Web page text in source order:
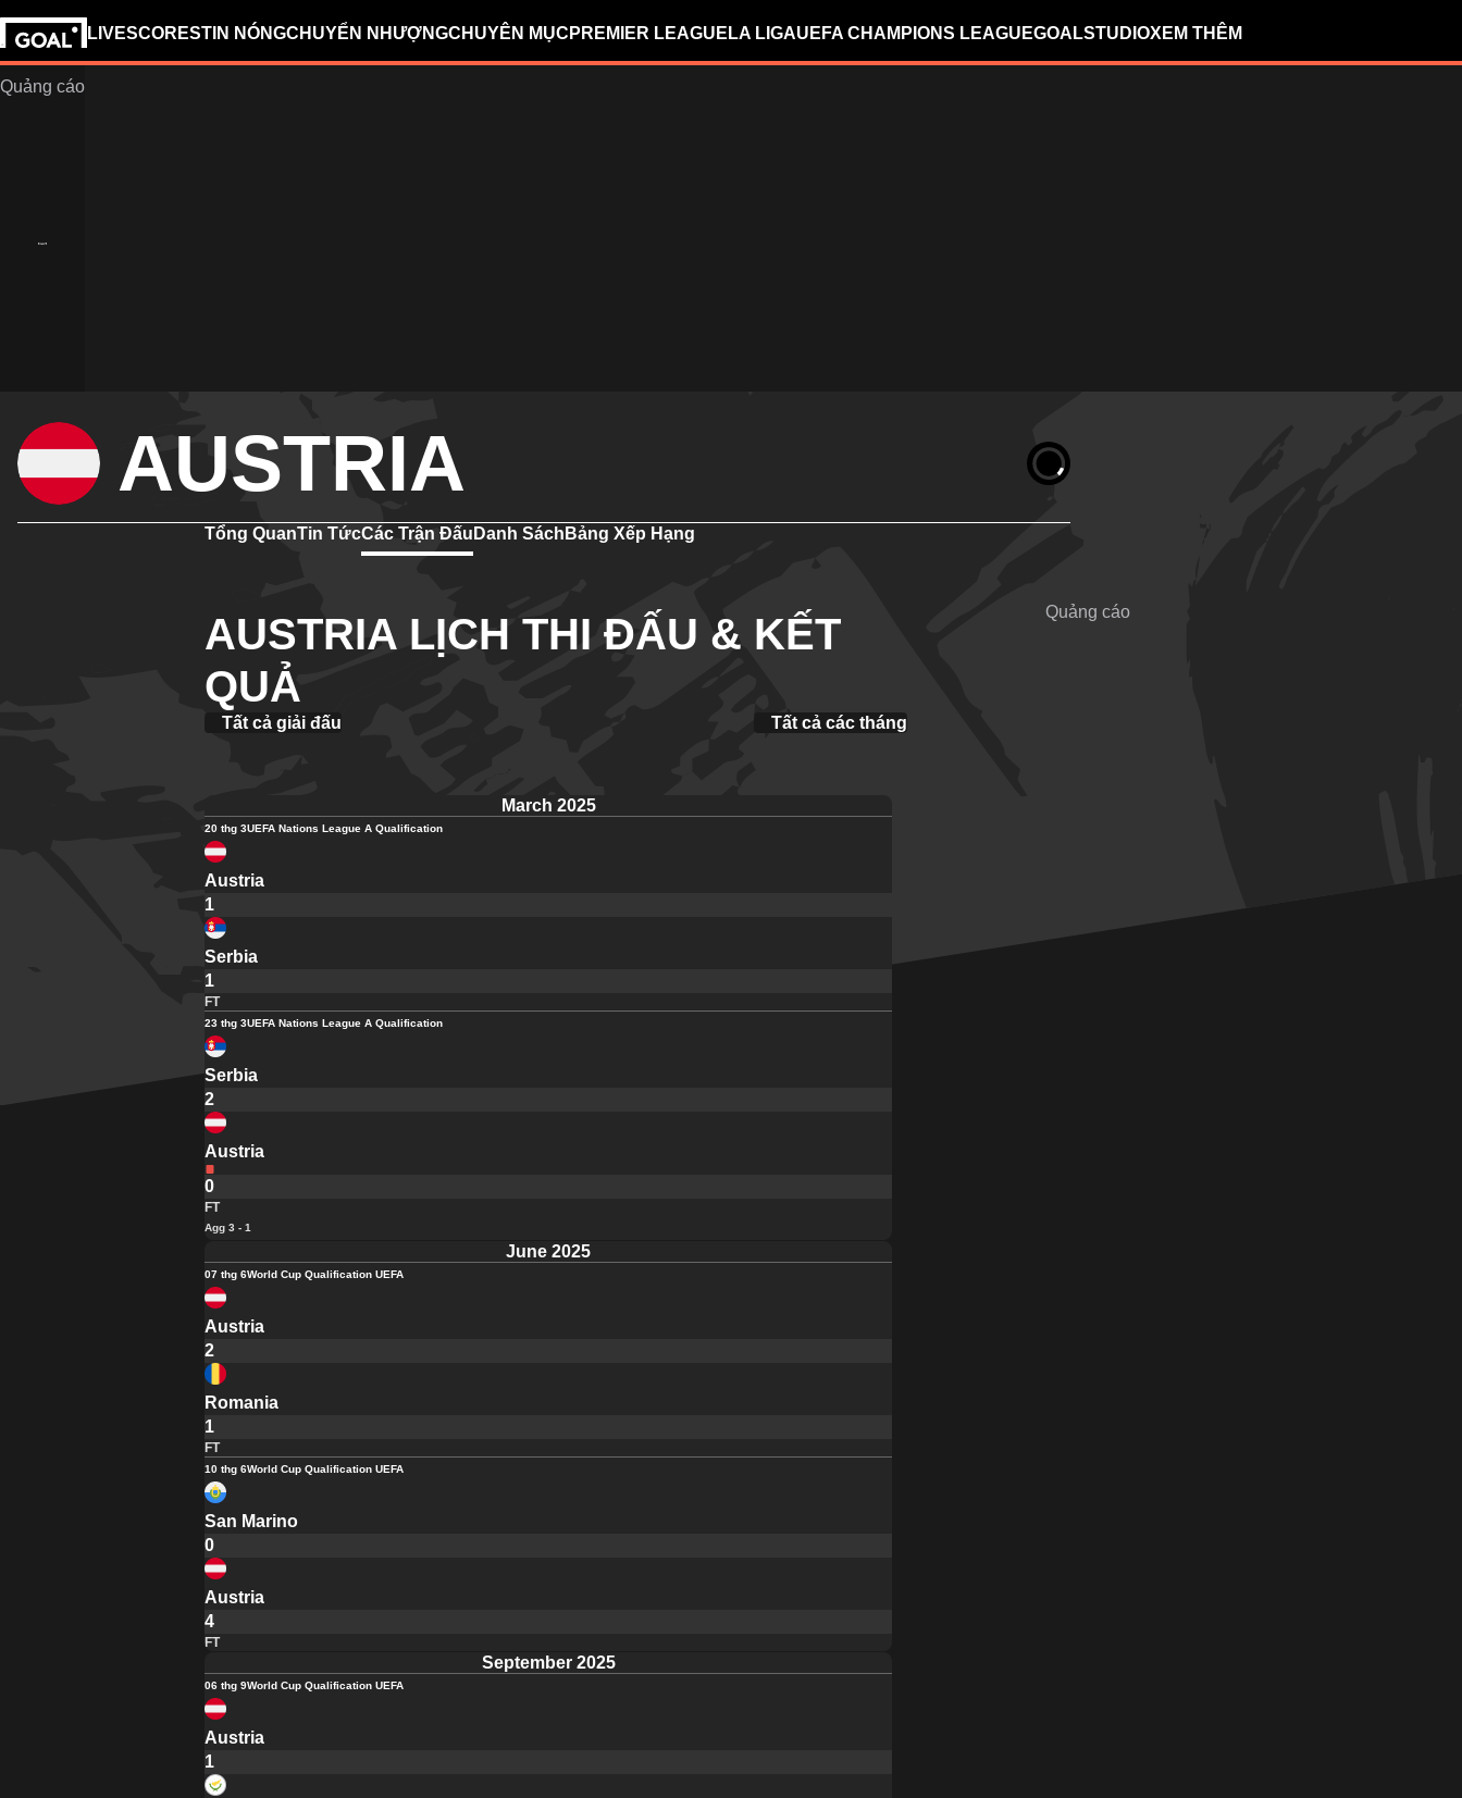
LIVESCORESTIN NÓNGCHUYỂN NHƯỢNGCHUYÊN MỤC PREMIER LEAGUE LA LIGAUEFA CHAMPIONS LEAGUEGOALSTUDIOXEM THÊM
AUSTRIA
Tổng QuanTin TứcCác Trận Đấu Danh Sách Bảng Xếp Hạng
AUSTRIA LỊCH THI ĐẤU & KẾT
QUẢ
Tất cả giải đấu Tất cả các tháng
March 2025
20 thg 3UEFA Nations League A Qualification
Austria
1
Serbia
1
FT
23 thg 3UEFA Nations League A Qualification
Serbia
2
Austria
0
FT
Agg 3 - 1
June 2025
07 thg 6World Cup Qualification UEFA
Austria
2
Romania
1
FT
10 thg 6World Cup Qualification UEFA
San Marino
0
Austria
4
FT
September 2025
06 thg 9World Cup Qualification UEFA
Austria
1